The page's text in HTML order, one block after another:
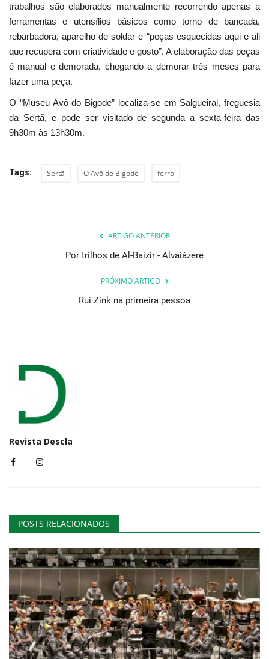
trabalhos são elaborados manualmente recorrendo apenas a
ferramentas e utensílios básicos como torno de bancada,
rebarbadora, aparelho de soldar e “peças esquecidas aqui e ali
que recupera com criatividade e gosto”. A elaboração das peças
é manual e demorada, chegando a demorar três meses para
fazer uma peça.
O “Museu Avô do Bigode” localiza-se em Salgueiral, freguesia
da Sertã, e pode ser visitado de segunda a sexta-feira das
9h30m às 13h30m.
Tags: Sertã O Avô do Bigode ferro
ARTIGO ANTERIOR
Por trilhos de Al-Baizir - Alvaiázere
PRÓXIMO ARTIGO
Rui Zink na primeira pessoa
Revista Descla
POSTS RELACIONADOS